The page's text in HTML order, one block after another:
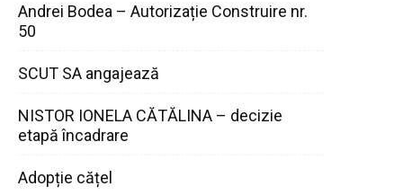
Andrei Bodea – Autorizație Construire nr.
50
SCUT SA angajează
NISTOR IONELA CĂTĂLINA – decizie
etapă încadrare
Adopție cățel